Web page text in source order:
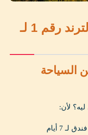
ليه السفر البطيء بقى الترند رقم 1 لـ
35-50% من السياحة
لأن: